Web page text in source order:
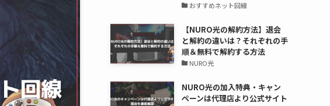
おすすめネット回線
【NURO光の解約方法】退会
と解約の違いは？それぞれの手
順＆無料で解約する方法
NURO光
NURO光の加入特典・キャン
ペーンは代理店より公式サイト